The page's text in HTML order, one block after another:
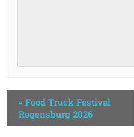
« Food Truck Festival
Regensburg 2026